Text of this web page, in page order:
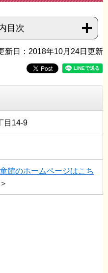
目次
新日：2018年10月24日更新
目14-9
館のホームページはこち